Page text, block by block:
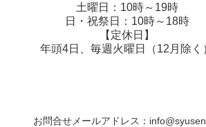
土曜日：10時～19時
日・祝祭日：10時～18時
【定休日】
年頭4日、毎週火曜日（12月除く
お問合せメールアドレス：